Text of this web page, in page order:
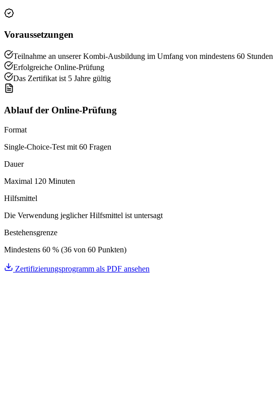
Voraussetzungen
Teilnahme an unserer Kombi-Ausbildung im Umfang von mindestens 60 Stunden
Erfolgreiche Online-Prüfung
Das Zertifikat ist 5 Jahre gültig
Ablauf der Online-Prüfung
Format
Single-Choice-Test mit 60 Fragen
Dauer
Maximal 120 Minuten
Hilfsmittel
Die Verwendung jeglicher Hilfsmittel ist untersagt
Bestehensgrenze
Mindestens 60 % (36 von 60 Punkten)
Zertifizierungsprogramm als PDF ansehen